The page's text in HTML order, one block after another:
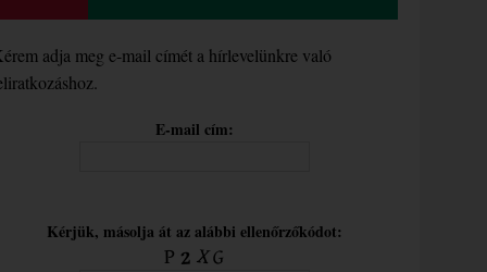
adja meg e-mail címét a hírlevelünkre való
E-mail cím:
Kérjük, másolja át az alábbi ellenőrzőkódot: